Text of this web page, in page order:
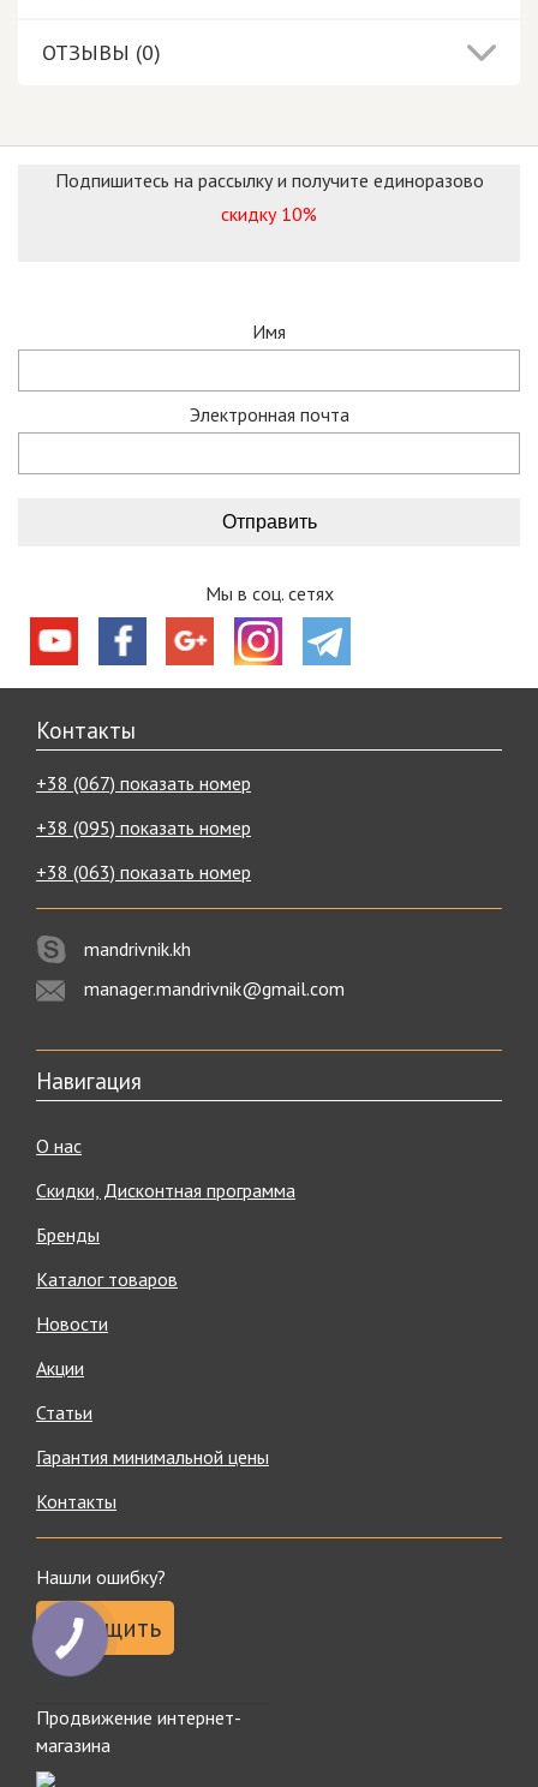
ОТЗЫВЫ (0)
Подпишитесь на рассылку и получите единоразово
скидку 10%
Имя
Электронная почта
Мы в соц. сетях
Контакты
+38 (067) показать номер
+38 (095) показать номер
+38 (063) показать номер
mandrivnik.kh
manager.mandrivnik@gmail.com
Навигация
О нас
Скидки, Дисконтная программа
Бренды
Каталог товаров
Новости
Акции
Статьи
Гарантия минимальной цены
Контакты
Нашли ошибку?
Сообщить
Продвижение интернет-
магазина